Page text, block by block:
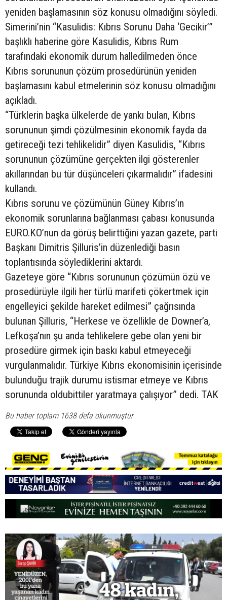
yeniden başlamasının söz konusu olmadığını söyledi.
Simerini’nin “Kasulidis: Kıbrıs Sorunu Daha ‘Gecikir’”
başlıklı haberine göre Kasulidis, Kıbrıs Rum
tarafındaki ekonomik durum halledilmeden önce
Kıbrıs sorununun çözüm prosedürünün yeniden
başlamasını kabul etmelerinin söz konusu olmadığını
açıkladı.
“Türklerin başka ülkelerde de yankı bulan, Kıbrıs
sorununun şimdi çözülmesinin ekonomik fayda da
getireceği tezi tehlikelidir” diyen Kasulidis, “Kıbrıs
sorununun çözümüne gerçekten ilgi gösterenler
akıllarından bu tür düşünceleri çıkarmalıdır” ifadesini
kullandı.
Kıbrıs sorunu ve çözümünün Güney Kıbrıs’ın
ekonomik sorunlarına bağlanması çabası konusunda
EURO.KO’nun da görüş belirttiğini yazan gazete, parti
Başkanı Dimitris Şilluris’in düzenlediği basın
toplantısında söylediklerini aktardı.
Gazeteye göre “Kıbrıs sorununun çözümün özü ve
prosedürüyle ilgili her türlü marifeti çökertmek için
engelleyici şekilde hareket edilmesi” çağrısında
bulunan Şilluris, “Herkese ve özellikle de Downer’a,
Lefkoşa’nın şu anda tehlikelere gebe olan yeni bir
prosedüre girmek için baskı kabul etmeyeceği
vurgulanmalıdır. Türkiye Kıbrıs ekonomisinin içerisinde
bulunduğu trajik durumu istismar etmeye ve Kıbrıs
sorununda oldubittiler yaratmaya çalışıyor” dedi. TAK
Bu haber toplam 1638 defa okunmuştur